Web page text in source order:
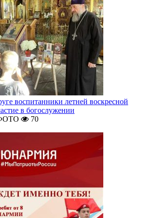
воспитанники летней воскресной
в богослужении
70